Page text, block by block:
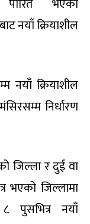
पारित भएको
नयाँ क्रियाशील
नयाँ क्रियाशील
निर्धारण
जिल्ला र दुई वा
भएको जिल्लामा
८ पुसभित्र नयाँ